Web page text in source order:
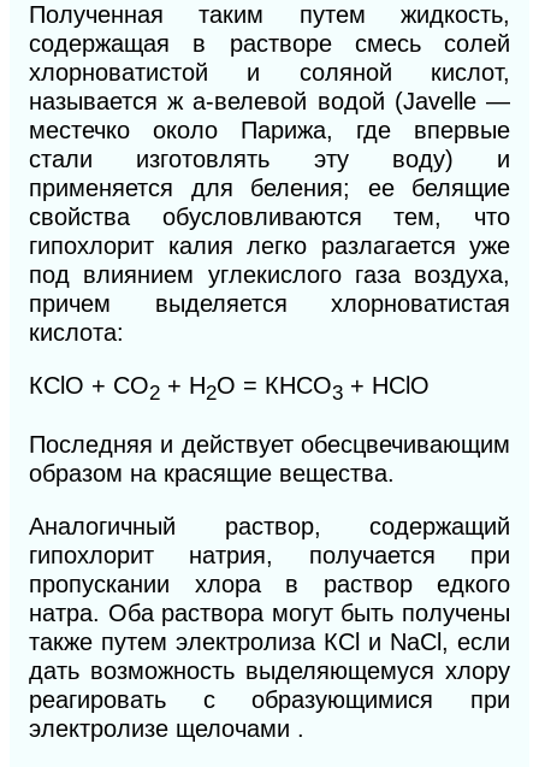
Полученная таким путем жидкость,
содержащая в растворе смесь солей
хлорноватистой и соляной кислот,
называется ж а-велевой водой (Javelle —
местечко около Парижа, где впервые
стали изготовлять эту воду) и
применяется для беления; ее белящие
свойства обусловливаются тем, что
гипохлорит калия легко разлагается уже
под влиянием углекислого газа воздуха,
причем выделяется хлорноватистая
кислота:
КСlO + CO2 + Н2O = КНСО3 + HClO
Последняя и действует обесцвечивающим
образом на красящие вещества.
Аналогичный раствор, содержащий
гипохлорит натрия, получается при
пропускании хлора в раствор едкого
натра. Оба раствора могут быть получены
также путем электролиза КCl и NaCl, если
дать возможность выделяющемуся хлору
реагировать с образующимися при
электролизе щелочами .